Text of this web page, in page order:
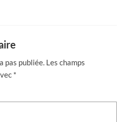
pas publiée. Les champs
*